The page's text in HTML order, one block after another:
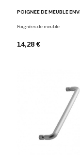
POIGNÉE DE MEUBLE
Poignées de meuble
14,28 €